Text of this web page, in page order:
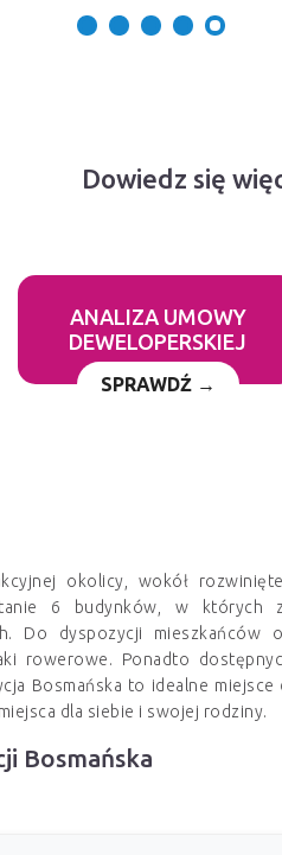
Dowiedz się
ANALIZA UMOWY
DEWELOPERSKIEJ
SPRAWDŹ →
okolicy, wokół
6 budynków, w których
Do dyspozycji mieszkańców
rowerowe. Ponadto
Bosmańska to idealne
dla siebie i swojej rodziny.
Bosmańska